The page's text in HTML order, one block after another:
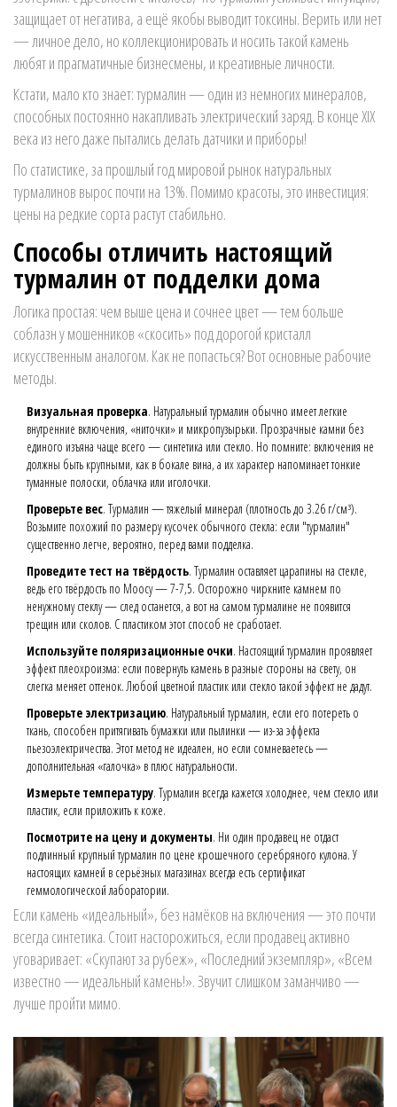
защищает от негатива, а ещё якобы выводит токсины. Верить или нет
— личное дело, но коллекционировать и носить такой камень
любят и прагматичные бизнесмены, и креативные личности.
Кстати, мало кто знает: турмалин — один из немногих минералов,
способных постоянно накапливать электрический заряд. В конце XIX
века из него даже пытались делать датчики и приборы!
По статистике, за прошлый год мировой рынок натуральных
турмалинов вырос почти на 13%. Помимо красоты, это инвестиция:
цены на редкие сорта растут стабильно.
Способы отличить настоящий
турмалин от подделки дома
Логика простая: чем выше цена и сочнее цвет — тем больше
соблазн у мошенников «скосить» под дорогой кристалл
искусственным аналогом. Как не попасться? Вот основные рабочие
методы.
Визуальная проверка. Натуральный турмалин обычно имеет легкие
внутренние включения, «ниточки» и микропузырьки. Прозрачные камни без
единого изъяна чаще всего — синтетика или стекло. Но помните: включения не
должны быть крупными, как в бокале вина, а их характер напоминает тонкие
туманные полоски, облачка или иголочки.
Проверьте вес. Турмалин — тяжелый минерал (плотность до 3.26 г/см³).
Возьмите похожий по размеру кусочек обычного стекла: если "турмалин"
существенно легче, вероятно, перед вами подделка.
Проведите тест на твёрдость. Турмалин оставляет царапины на стекле,
ведь его твёрдость по Моосу — 7-7,5. Осторожно чиркните камнем по
ненужному стеклу — след останется, а вот на самом турмалине не появится
трещин или сколов. С пластиком этот способ не сработает.
Используйте поляризационные очки. Настоящий турмалин проявляет
эффект плеохроизма: если повернуть камень в разные стороны на свету, он
слегка меняет оттенок. Любой цветной пластик или стекло такой эффект не дадут.
Проверьте электризацию. Натуральный турмалин, если его потереть о
ткань, способен притягивать бумажки или пылинки — из-за эффекта
пьезоэлектричества. Этот метод не идеален, но если сомневаетесь —
дополнительная «галочка» в плюс натуральности.
Измерьте температуру. Турмалин всегда кажется холоднее, чем стекло или
пластик, если приложить к коже.
Посмотрите на цену и документы. Ни один продавец не отдаст
подлинный крупный турмалин по цене крошечного серебряного кулона. У
настоящих камней в серьёзных магазинах всегда есть сертификат
геммологической лаборатории.
Если камень «идеальный», без намёков на включения — это почти
всегда синтетика. Стоит насторожиться, если продавец активно
уговаривает: «Скупают за рубеж», «Последний экземпляр», «Всем
известно — идеальный камень!». Звучит слишком заманчиво —
лучше пройти мимо.